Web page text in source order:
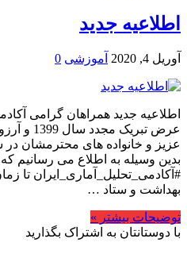
اطلاعیه جدید
آوریل 4, 2020 آموزشی 0
اطلاعیه جدید همراهان گرامی
عرض
عزیز و خانواده های محترمشان در
بدین وسیله به اطلاع می رسانیم
#آکادمی_تحلیل_آماری_ایران تا
بهداشت و ستاد …
توضیحات بیشتر »
با دوستانتان به اشتراک بگذارید